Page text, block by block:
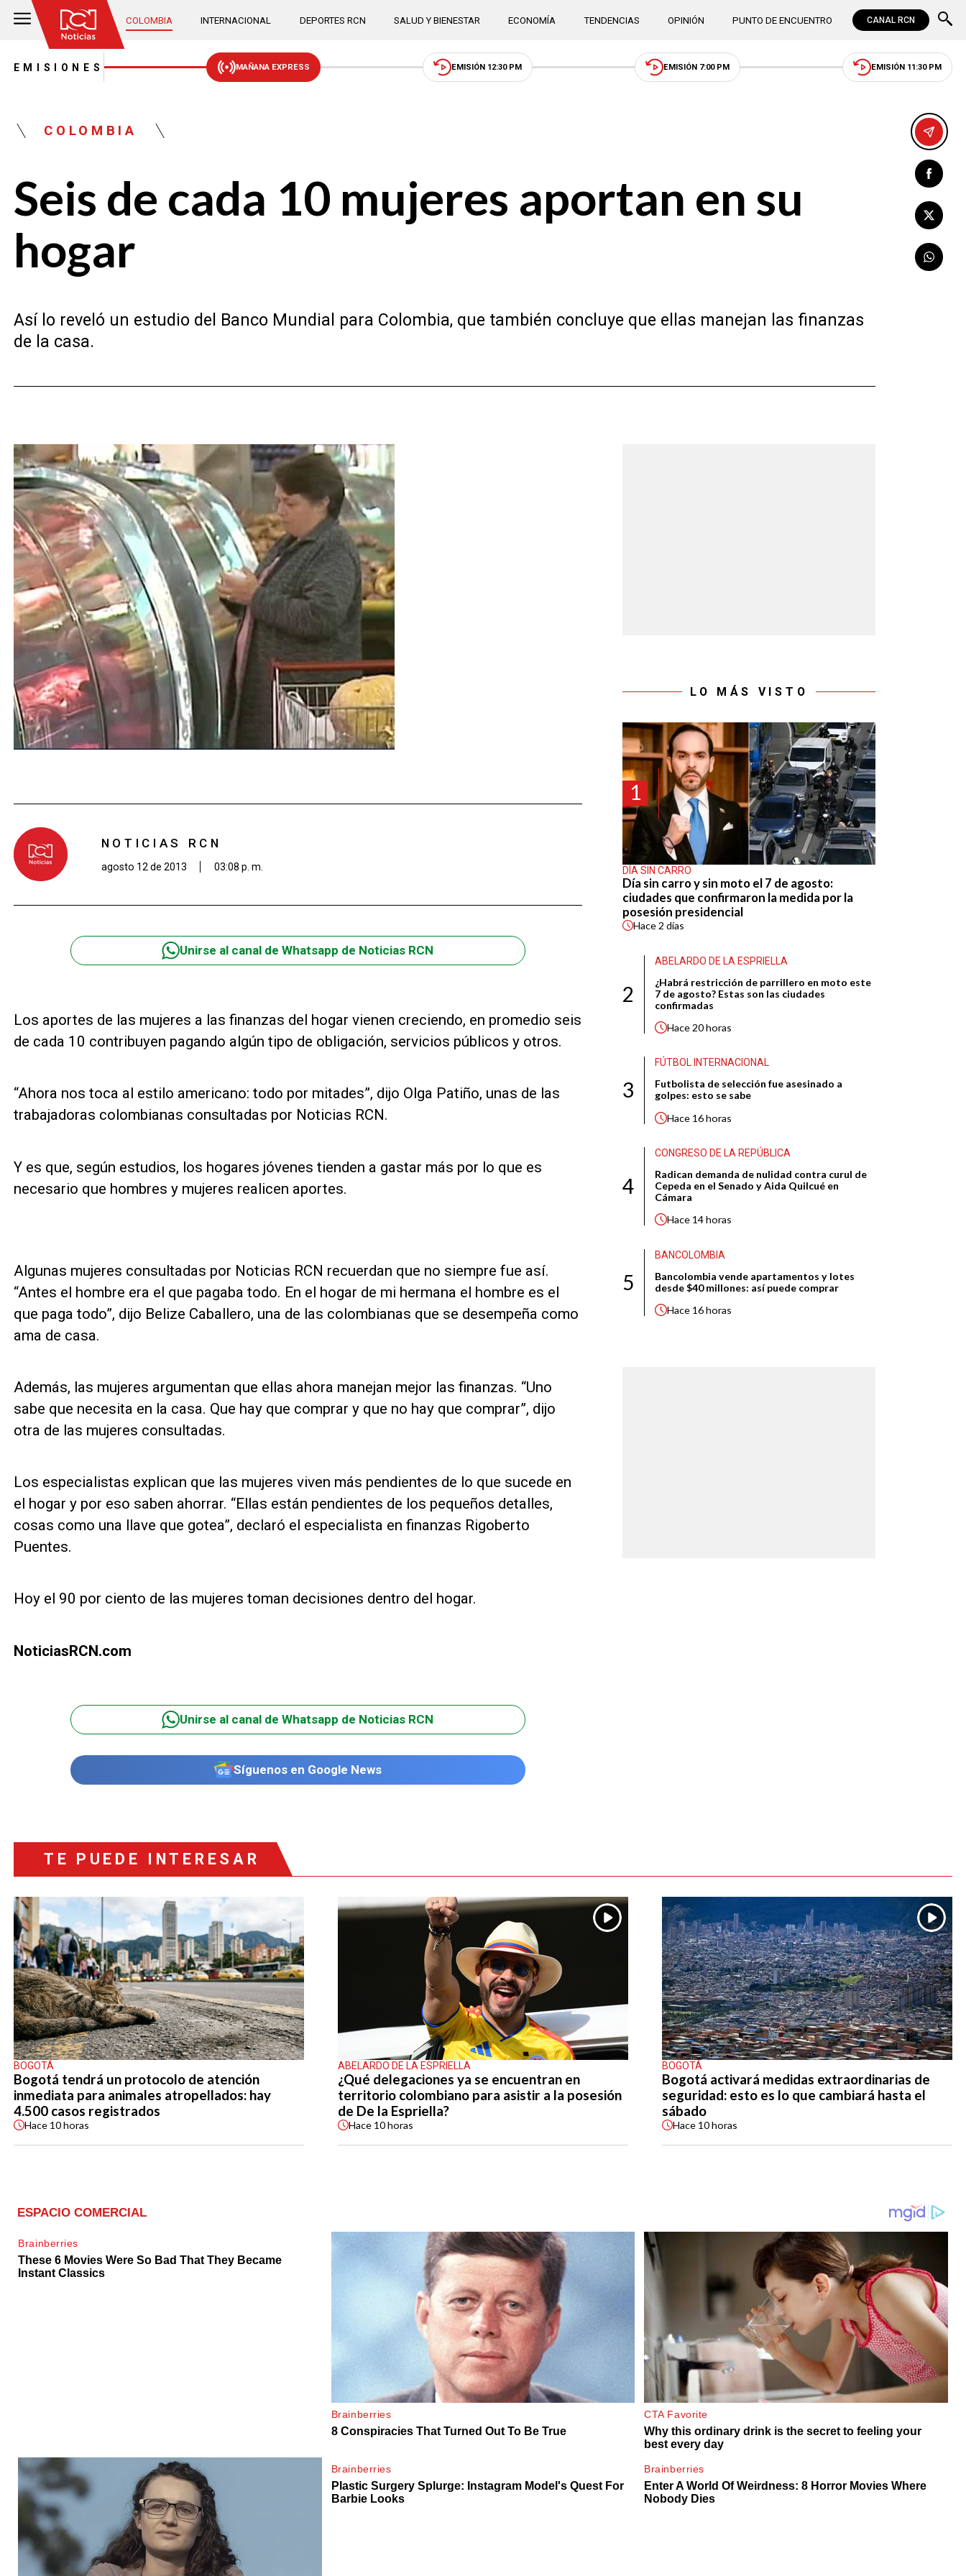
COLOMBIA INTERNACIONAL DEPORTES RCN SALUD Y BIENESTAR ECONOMÍA TENDENCIAS OPINIÓN PUNTO DE ENCUENTRO CANAL RCN
EMISIONES MAÑANA EXPRESS EMISIÓN 12:30 PM EMISIÓN 7:00 PM EMISIÓN 11:30 PM
COLOMBIA
Seis de cada 10 mujeres aportan en su
hogar
Así lo reveló un estudio del Banco Mundial para Colombia, que también concluye que ellas manejan las finanzas
de la casa.
NOTICIAS RCN
agosto 12 de 2013 03:08 p. m.
Unirse al canal de Whatsapp de Noticias RCN
Los aportes de las mujeres a las finanzas del hogar vienen creciendo, en promedio seis
de cada 10 contribuyen pagando algún tipo de obligación, servicios públicos y otros.
“Ahora nos toca al estilo americano: todo por mitades”, dijo Olga Patiño, unas de las
trabajadoras colombianas consultadas por Noticias RCN.
Y es que, según estudios, los hogares jóvenes tienden a gastar más por lo que es
necesario que hombres y mujeres realicen aportes.
Algunas mujeres consultadas por Noticias RCN recuerdan que no siempre fue así.
“Antes el hombre era el que pagaba todo. En el hogar de mi hermana el hombre es el
que paga todo”, dijo Belize Caballero, una de las colombianas que se desempeña como
ama de casa.
Además, las mujeres argumentan que ellas ahora manejan mejor las finanzas. “Uno
sabe que necesita en la casa. Que hay que comprar y que no hay que comprar”, dijo
otra de las mujeres consultadas.
Los especialistas explican que las mujeres viven más pendientes de lo que sucede en
el hogar y por eso saben ahorrar. “Ellas están pendientes de los pequeños detalles,
cosas como una llave que gotea”, declaró el especialista en finanzas Rigoberto
Puentes.
Hoy el 90 por ciento de las mujeres toman decisiones dentro del hogar.
NoticiasRCN.com
Unirse al canal de Whatsapp de Noticias RCN
Síguenos en Google News
LO MÁS VISTO
1
DÍA SIN CARRO
Día sin carro y sin moto el 7 de agosto:
ciudades que confirmaron la medida por la
posesión presidencial
Hace2 días
2
ABELARDO DE LA ESPRIELLA
¿Habrá restricción de parrillero en moto este
7 de agosto? Estas son las ciudades
confirmadas
Hace20 horas
3
FÚTBOL INTERNACIONAL
Futbolista de selección fue asesinado a
golpes: esto se sabe
Hace 16 horas
4
CONGRESO DE LA REPÚBLICA
Radican demanda de nulidad contra curul de
Cepeda en el Senado y Aida Quilcué en
Cámara
Hace 14 horas
5
BANCOLOMBIA
Bancolombia vende apartamentos y lotes
desde $40 millones: así puede comprar
Hace 16 horas
TE PUEDE INTERESAR
BOGOTÁ
Bogotá tendrá un protocolo de atención
inmediata para animales atropellados: hay
4.500 casos registrados
Hace 10 horas
ABELARDO DE LA ESPRIELLA
¿Qué delegaciones ya se encuentran en
territorio colombiano para asistir a la posesión
de De la Espriella?
Hace 10 horas
BOGOTÁ
Bogotá activará medidas extraordinarias de
seguridad: esto es lo que cambiará hasta el
sábado
Hace 10 horas